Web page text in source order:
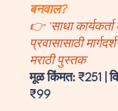
बनवाल?
👉 'साधा कार्यकर्ता
प्रवासासाठी
मराठी पुस्तक
मूळ किंमत: ₹251 |
₹99